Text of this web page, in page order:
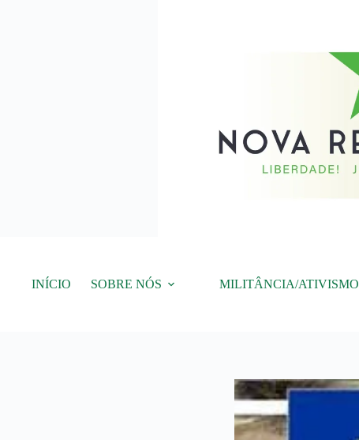
INÍCIO SOBRE NÓS MILITÂNCIA/ATIVISMO